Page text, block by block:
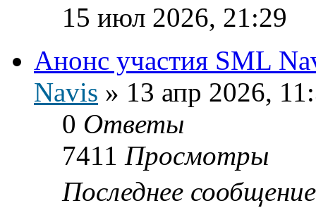
15 июл 2026, 21:29
Анонс участия SML
Navis » 13 апр 2026,
0 Ответы
7411 Просмотры
Последнее